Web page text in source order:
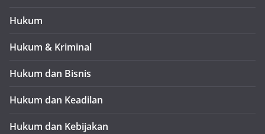
Hukum
Hukum & Kriminal
Hukum dan Bisnis
Hukum dan Keadilan
Hukum dan Kebijakan